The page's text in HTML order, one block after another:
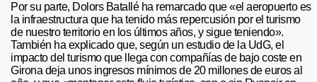
Por su parte, Dolors Batallé ha remarcado que «el aeropuerto es
la infraestructura que ha tenido más repercusión por el turismo
de nuestro territorio en los últimos años, y sigue teniendo».
También ha explicado que, según un estudio de la UdG, el
impacto del turismo que llega con compañías de bajo coste en
Girona deja unos ingresos mínimos de 20 millones de euros al